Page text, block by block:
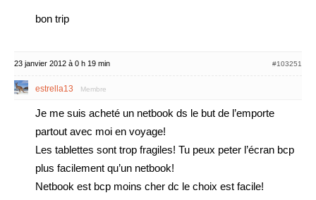
bon trip
23 janvier 2012 à 0 h 19 min #103251
estrella13 Membre
Je me suis acheté un netbook ds le but de l’emporte
partout avec moi en voyage!
Les tablettes sont trop fragiles! Tu peux peter l’écran bcp
plus facilement qu’un netbook!
Netbook est bcp moins cher dc le choix est facile!